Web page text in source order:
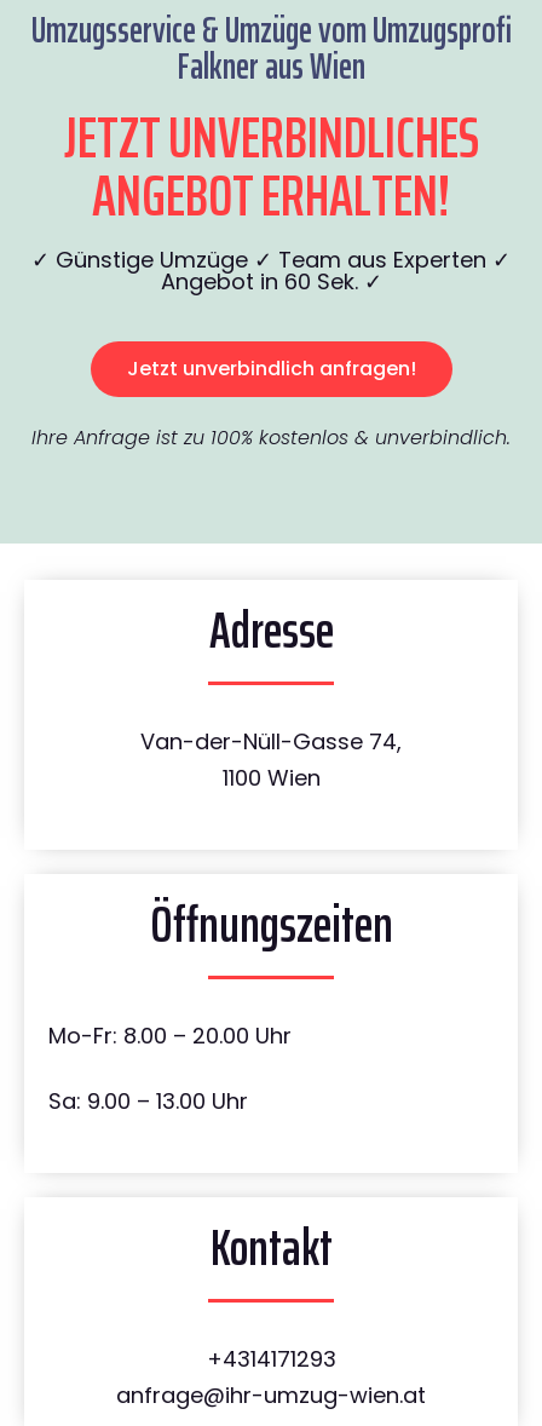
Umzugsservice & Umzüge vom Umzugsprofi
Falkner aus Wien
JETZT UNVERBINDLICHES
ANGEBOT ERHALTEN!
✓ Günstige Umzüge ✓ Team aus Experten ✓
Angebot in 60 Sek. ✓
Jetzt unverbindlich anfragen!
Ihre Anfrage ist zu 100% kostenlos & unverbindlich.
Adresse
Van-der-Nüll-Gasse 74,
1100 Wien
Öffnungszeiten
Mo-Fr: 8.00 – 20.00 Uhr
Sa: 9.00 – 13.00 Uhr
Kontakt
+4314171293
anfrage@ihr-umzug-wien.at